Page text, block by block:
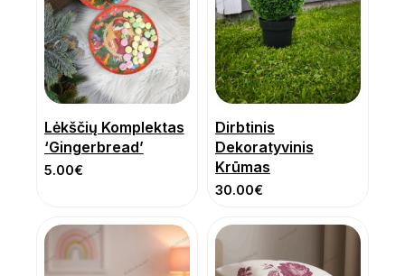
Lėkščių Komplektas
‘Gingerbread’
5.00€
Dirbtinis
Dekoratyvinis
Krūmas
30.00€